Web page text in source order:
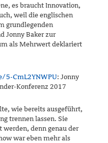
es braucht Innovation,
weil die englischen
grundlegenden
Jonny Baker zur
als Mehrwert deklariert
5-CmL2YNWPU: Jonny
Konferenz 2017
wie bereits ausgeführt,
trennen lassen. Sie
denn genau der
war eben mehr als